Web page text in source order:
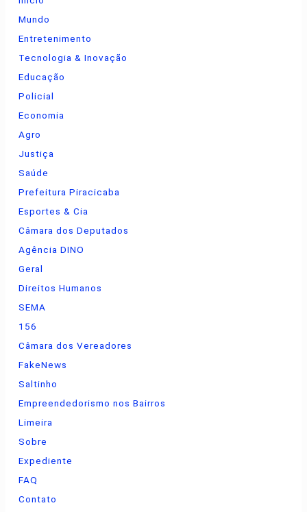
Mundo
Entretenimento
Tecnologia & Inovação
Educação
Policial
Economia
Agro
Justiça
Saúde
Prefeitura Piracicaba
Esportes & Cia
Câmara dos Deputados
Agência DINO
Geral
Direitos Humanos
SEMA
156
Câmara dos Vereadores
FakeNews
Saltinho
Empreendedorismo nos Bairros
Limeira
Sobre
Expediente
FAQ
Contato